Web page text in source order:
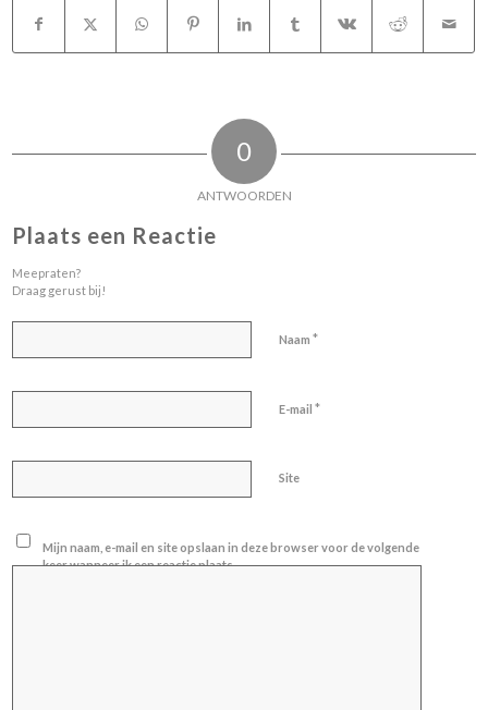
0
ANTWOORDEN
Plaats een Reactie
Meepraten?
Draag gerust bij!
Naam*
E-mail*
Site
Mijn naam, e-mail en site opslaan in deze browser voor de volgende
keer wanneer ik een reactie plaats.